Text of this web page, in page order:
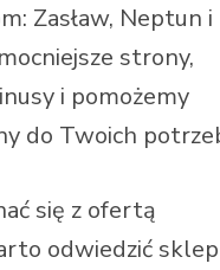
Zasław, Neptun i
strony,
i pomożemy
do Twoich
się z ofertą
odwiedzić